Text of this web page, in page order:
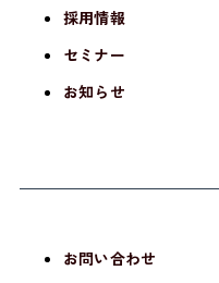
採用情報
セミナー
お知らせ
お問い合わせ